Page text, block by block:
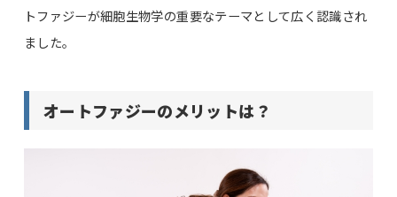
トファジーが細胞生物学の重要なテーマとして広く認識され
ました。
オートファジーのメリットは？